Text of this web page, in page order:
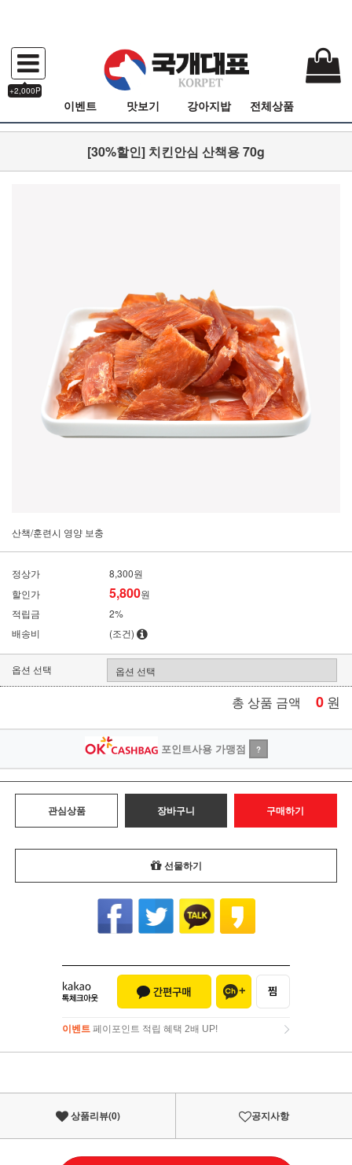
+2,000P
이벤트 맛보기 강아지밥 전체상품
[30%할인] 치킨안심 산책용 70g
산책/훈련시 영양 보충
정상가
8,300원
할인가
5,800원
적립금
2%
배송비
(조건)
옵션 선택
총 상품 금액 0 원
포인트사용 가맹점 ?
관심상품 장바구니 구매하기
선물하기
이벤트 페이포인트 적립 혜택 2배 UP!
이벤트페이포인트 적립 혜택 2배 UP!
상품리뷰(0) 공지사항